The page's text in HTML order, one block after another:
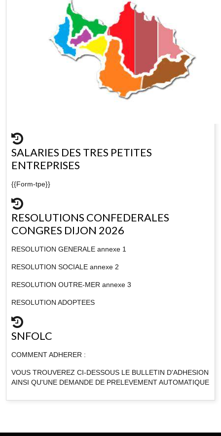
SALARIES DES TRES PETITES
ENTREPRISES
{{Form-tpe}}
RESOLUTIONS CONFEDERALES
CONGRES DIJON 2026
RESOLUTION GENERALE annexe 1
RESOLUTION SOCIALE annexe 2
RESOLUTION OUTRE-MER annexe 3
RESOLUTION ADOPTEES
SNFOLC
COMMENT ADHERER :
VOUS TROUVEREZ CI-DESSOUS LE BULLETIN D'ADHESION
AINSI QU'UNE DEMANDE DE PRELEVEMENT AUTOMATIQUE